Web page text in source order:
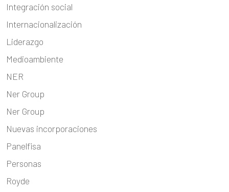
Integración social
Internacionalización
Liderazgo
Medioambiente
NER
Ner Group
Ner Group
Nuevas incorporaciones
Panelfisa
Personas
Royde